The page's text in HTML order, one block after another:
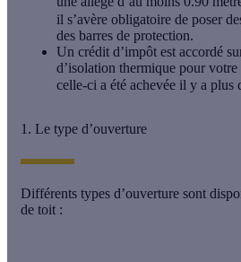
il s’avère obligatoire de poser
des barres de protection.
Un crédit d’impôt est accordé
d’isolation thermique pour
celle-ci a été achevée il y a plus
1. Le type d’ouverture
Différents types d’ouverture sont
de toit :